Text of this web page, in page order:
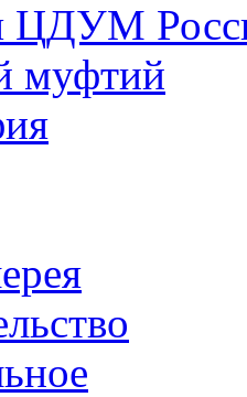
ЦДУМ
муфтий